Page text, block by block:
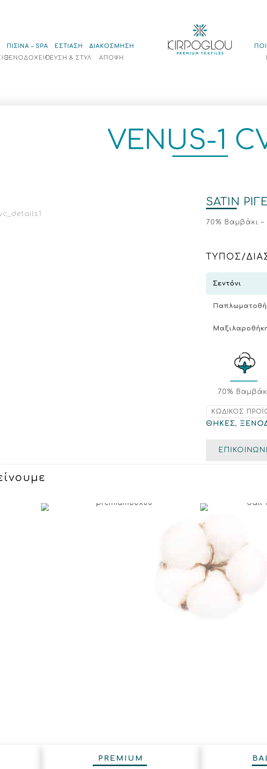
ΠΙΣΙΝΑ – SPA
ΞΕΝΟΔΟΧΕΙΟ
ΕΣΤΙΑΣΗ
ΓΕΥΣΗ & ΣΤΥΛ
ΔΙΑΚΟΣΜΗΣΗ
ΑΠΟΨΗ
VENUS-1
SATIN ΡΙΓΕ
70% Βαμβάκι –
ΤΥΠΟΣ/
Σεντόνι
70%
ΚΩΔΙΚΌΣ
ΘΗΚΕΣ,
PREMIUM